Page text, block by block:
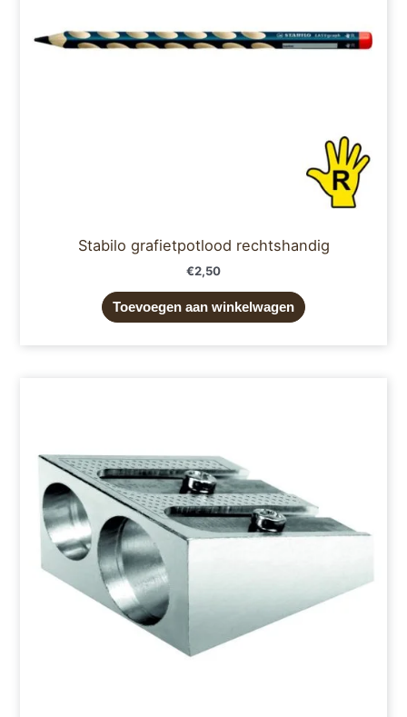
Stabilo grafietpotlood rechtshandig
€2,50
Toevoegen aan winkelwagen